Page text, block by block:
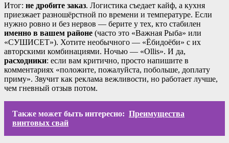
Итог: не дробите заказ. Логистика съедает кайф, а кухня
приезжает разношёрстной по времени и температуре. Если
нужно ровно и без нервов — берите у тех, кто стабилен
именно в вашем районе (часто это «Важная Рыба» или
«СУШИСЕТ»). Хотите необычного — «Ёбидоёби» с их
авторскими комбинациями. Ночью — «Ollis». И да,
расходники: если вам критично, просто напишите в
комментариях «положите, пожалуйста, побольше, доплату
приму». Звучит как реклама вежливости, но работает лучше,
чем гневный отзыв потом.
Также может быть интересно: Преимущества
винтовых свай